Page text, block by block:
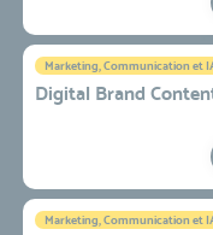
Marketing, Communication et
Digital Brand
Marketing, Communication et